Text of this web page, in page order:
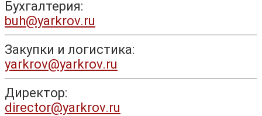
Бухгалтерия:
buh@yarkrov.ru
Закупки и логистика:
yarkrov@yarkrov.ru
Директор:
director@yarkrov.ru